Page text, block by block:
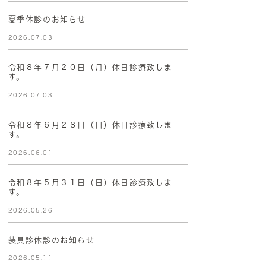
夏季休診のお知らせ
2026.07.03
令和８年７月２０日（月）休日診療致しま
す。
2026.07.03
令和８年６月２８日（日）休日診療致しま
す。
2026.06.01
令和８年５月３１日（日）休日診療致しま
す。
2026.05.26
装具診休診のお知らせ
2026.05.11